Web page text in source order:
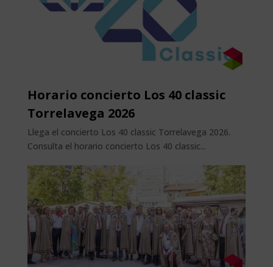
Horario concierto Los 40 classic
Torrelavega 2026
Llega el concierto Los 40 classic Torrelavega 2026.
Consulta el horario concierto Los 40 classic...